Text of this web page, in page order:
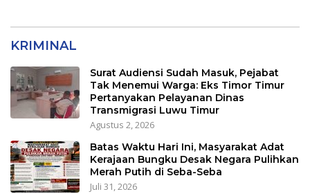
KRIMINAL
Surat Audiensi Sudah Masuk, Pejabat
Tak Menemui Warga: Eks Timor Timur
Pertanyakan Pelayanan Dinas
Transmigrasi Luwu Timur
Agustus 2, 2026
Batas Waktu Hari Ini, Masyarakat Adat
Kerajaan Bungku Desak Negara Pulihkan
Merah Putih di Seba-Seba
Juli 31, 2026